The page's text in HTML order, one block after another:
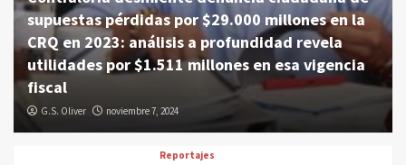
supuestas pérdidas por $29.000 millones en la
CRQ en 2023: análisis a profundidad revela
utilidades por $1.511 millones en esa vigencia
fiscal
G.S. Oliver noviembre 7, 2024
Reportajes